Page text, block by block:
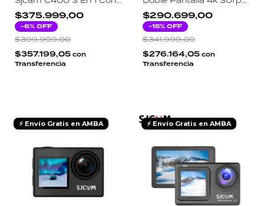
Pantalla Giratoria Negro
$375.999,00
-6% OFF
$399.999,00
$357.199,05 con
Transferencia
20m Giroscopio Web
Negro
$290.699,00
-15% OFF
$341.999,00
$276.164,05 con
Transferencia
⚡ Envío Gratis en AMBA ⚡ Envío Gratis en AMBA